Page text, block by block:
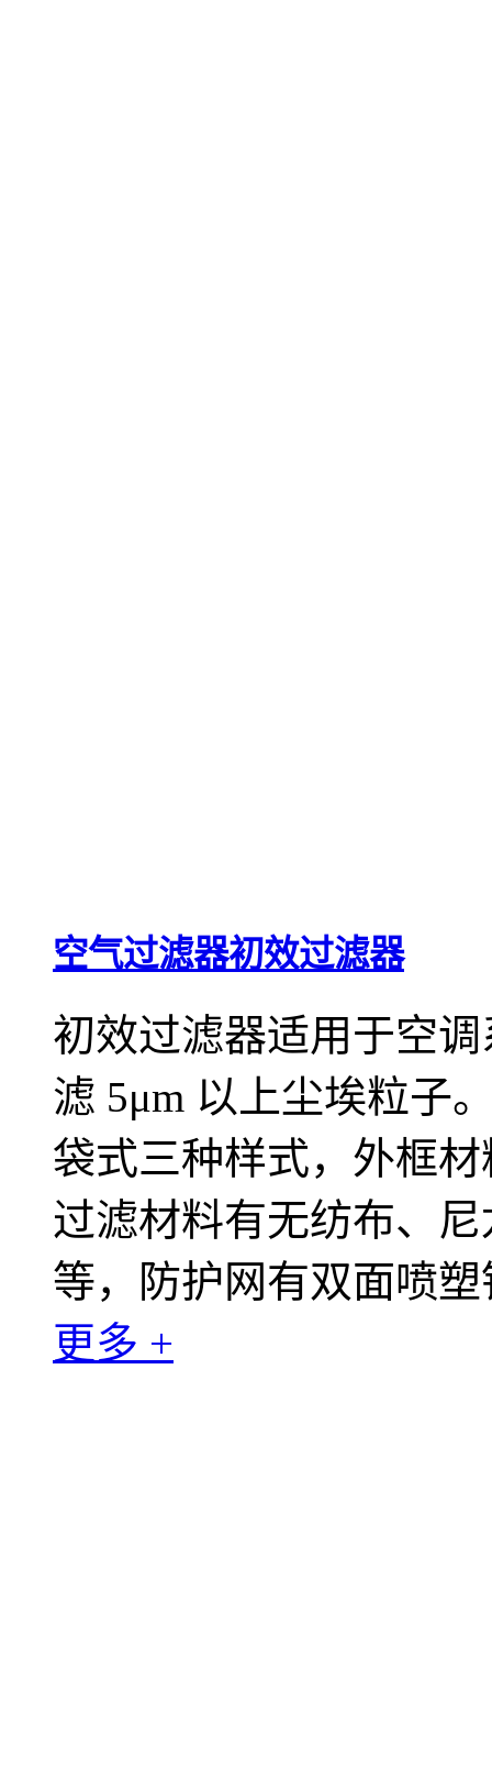
空气过滤器初效过滤器
初效过滤器适用于空
滤 5μm 以上尘埃粒子
袋式三种样式，外框
过滤材料有无纺布、
等，防护网有双面喷
更多 +